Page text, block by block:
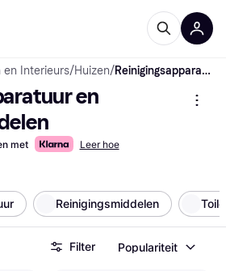
en Interieurs/Huizen/ Reinigingsapparatuur en reinigingsmiddelen
en
met Leer hoe
Reinigingsmiddelen
Filter Populariteit